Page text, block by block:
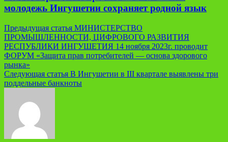
молодежь Ингушетии сохраняет родной язык
Навигация
по
записям
Предыдущая статья МИНИСТЕРСТВО
ПРОМЫШЛЕННОСТИ, ЦИФРОВОГО РАЗВИТИЯ
РЕСПУБЛИКИ ИНГУШЕТИЯ 14 ноября 2023г. проводит
ФОРУМ «Защита прав потребителей — основа здорового
рынка»
Следующая статья В Ингушетии в III квартале выявлены три
поддельные банкноты